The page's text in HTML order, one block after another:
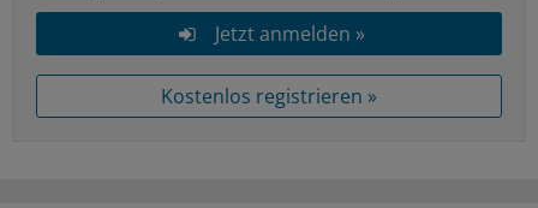
Jetzt anmelden »
Kostenlos registrieren »